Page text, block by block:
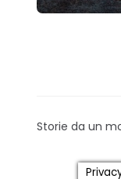
Storie da un